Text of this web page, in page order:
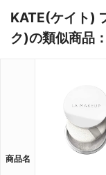
KATE(ケイト)
ク)の類似商品
商品名